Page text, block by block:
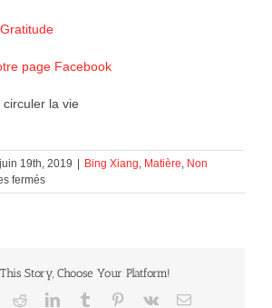
page Facebook
la vie
juin 19th, 2019 | Bing Xiang, Matière, Non
ferméssur
Alimentation :
Story, Choose Your Platform!
RedditLinkedInTumblr Pinterest
Vk Courriel